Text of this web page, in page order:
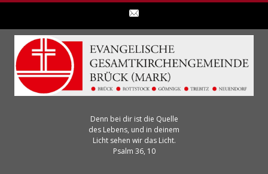
Denn bei dir ist die Quelle
des Lebens, und in deinem
Licht sehen wir das Licht.
Psalm 36, 10